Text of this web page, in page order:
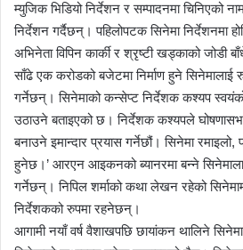
म्युजिक भिडियो निर्देशन र सम्पादनमा चिनिएको
निर्देशन गर्दैछन्। पहिलोपटक सिनेमा निर्देशनमा
अभिनेता विपिन कार्की र श्रृष्टी खड्काको जोडी
साँढे एक करोडको बजेटमा निर्माण हुने सिनेमालाई
गर्नेछन्। सिनेमाको कन्सेप्ट निर्देशक कश्यप
उठाउने बताइएको छ। निर्देशक कश्यपले
बनाउने इमान्दार प्रयास गर्नेछौं। सिनेमा रमाइलो,
हुनेछ।’ आरएन आइकनको ब्यानरमा बन्ने
गर्नेछन्। निपिल शर्माको कथा लेखन रहेको
निर्देशकको रुपमा रहनेछन्।
आगामी नयाँ वर्ष वैशाखपछि छायांकन थालिने